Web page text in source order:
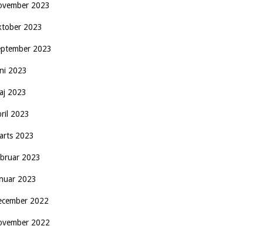
2023
2023
2023
2023
2023
2023
2023
2023
2023
2022
2022